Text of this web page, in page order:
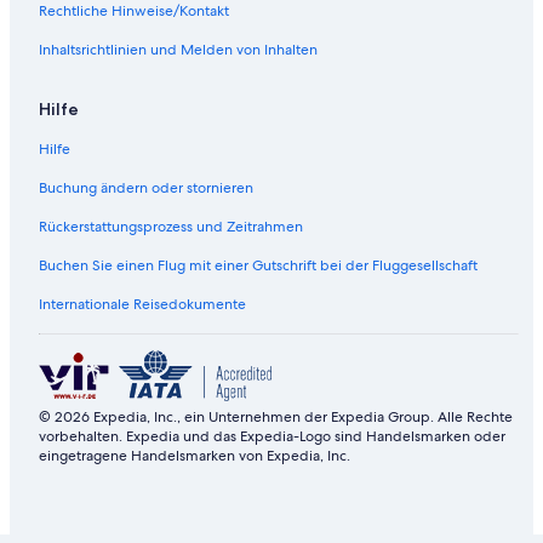
Rechtliche Hinweise/Kontakt
Inhaltsrichtlinien und Melden von Inhalten
Hilfe
Hilfe
Buchung ändern oder stornieren
Rückerstattungsprozess und Zeitrahmen
Buchen Sie einen Flug mit einer Gutschrift bei der Fluggesellschaft
Internationale Reisedokumente
© 2026 Expedia, Inc., ein Unternehmen der Expedia Group. Alle Rechte
vorbehalten. Expedia und das Expedia-Logo sind Handelsmarken oder
eingetragene Handelsmarken von Expedia, Inc.